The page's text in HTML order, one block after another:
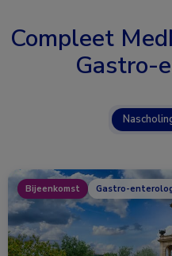
Compleet
Gastro-
Bijeenkomst Gastro-